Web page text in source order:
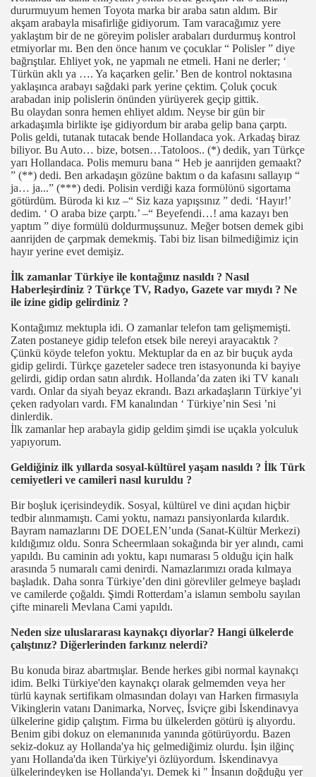
dururmuyum hemen Toyota marka bir araba satın aldım. Bir
akşam arabayla misafirliğe gidiyorum. Tam varacağımız yere
yaklaştım bir de ne göreyim polisler arabaları durdurmuş kontrol
etmiyorlar mı. Ben den önce hanım ve çocuklar “ Polisler ” diye
bağrıştılar. Ehliyet yok, ne yapmalı ne etmeli. Hani ne derler; ‘
Türkün aklı ya …. Ya kaçarken gelir.’ Ben de kontrol noktasına
yaklaşınca arabayı sağdaki park yerine çektim. Çoluk çocuk
arabadan inip polislerin önünden yürüyerek geçip gittik.
Bu olaydan sonra hemen ehliyet aldım. Neyse bir gün bir
arkadaşımla birlikte işe gidiyordum bir araba gelip bana çarptı.
Polis geldi, tutanak tutacak bende Hollandaca yok. Arkadaş biraz
biliyor. Bu Auto… bize, botsen…Tatoloos.. (*) dedik, yarı Türkçe
yarı Hollandaca. Polis memuru bana “ Heb je aanrijden gemaakt?
” (**) dedi. Ben arkadaşın gözüne baktım o da kafasını sallayıp “
ja… ja...” (***) dedi. Polisin verdiği kaza formϋlϋnϋ sigortama
götürdüm. Büroda ki kız –“ Siz kaza yapışsınız ” dedi. ‘Hayır!’
dedim. ‘ O araba bize çarptı.’ –“ Beyefendi…! ama kazayı ben
yaptım ” diye formülü doldurmuşsunuz. Meğer botsen demek gibi
aanrijden de çarpmak demekmiş. Tabi biz lisan bilmediğimiz için
hayır yerine evet demişiz.
İlk zamanlar Türkiye ile kontağınız nasıldı ? Nasıl
Haberleşirdiniz ? Türkçe TV, Radyo, Gazete var mıydı ? Ne
ile izine gidip gelirdiniz ?
Kontağımız mektupla idi. O zamanlar telefon tam gelişmemişti.
Zaten postaneye gidip telefon etsek bile nereyi arayacaktık ?
Çünkü köyde telefon yoktu. Mektuplar da en az bir buçuk ayda
gidip gelirdi. Türkçe gazeteler sadece tren istasyonunda ki bayiye
gelirdi, gidip ordan satın alırdık. Hollanda’da zaten iki TV kanalı
vardı. Onlar da siyah beyaz ekrandı. Bazı arkadaşların Türkiye’yi
çeken radyoları vardı. FM kanalından ‘ Türkiye’nin Sesi ’ni
dinlerdik.
İlk zamanlar hep arabayla gidip geldim şimdi ise uçakla yolculuk
yapıyorum.
Geldiğiniz ilk yıllarda sosyal-kültürel yaşam nasıldı ? İlk Türk
cemiyetleri ve camileri nasıl kuruldu ?
Bir boşluk içerisindeydik. Sosyal, kültürel ve dini açıdan hiçbir
tedbir alınmamıştı. Cami yoktu, namazı pansiyonlarda kılardık.
Bayram namazlarını DE DOELEN’unda (Sanat-Kültür Merkezi)
kıldığımız oldu. Sonra Scheermlaan sokağında bir yer alındı, cami
yapıldı. Bu caminin adı yoktu, kapı numarası 5 olduğu için halk
arasında 5 numaralı cami denirdi. Namazlarımızı orada kılmaya
başladık. Daha sonra Türkiye’den dini görevliler gelmeye başladı
ve camilerde çoğaldı. Şimdi Rotterdam’a islamın sembolu sayılan
çifte minareli Mevlana Cami yapıldı.
Neden size uluslararası kaynakçı diyorlar? Hangi ülkelerde
çalıştınız? Diğerlerinden farkınız nelerdi?
Bu konuda biraz abartmışlar. Bende herkes gibi normal kaynakçı
idim. Belki Türkiye'den kaynakçı olarak gelmemden veya her
türlü kaynak sertifikam olmasından dolayı van Harken firmasıyla
Vikinglerin vatanı Danimarka, Norveç, İsviçre gibi İskendinavya
ülkelerine gidip çalıştım. Firma bu ülkelerden götürü iş alıyordu.
Benim gibi dokuz on elemanınıda yanında götürüyordu. Bazen
sekiz-dokuz ay Hollanda'ya hiç gelmediğimiz olurdu. İşin ilğinç
yanı Hollanda'da iken Türkiye'yi özlüyordum. İskendinavya
ülkelerindeyken ise Hollanda'yı. Demek ki " İnsanın doğduğu yer
... 2304-2494